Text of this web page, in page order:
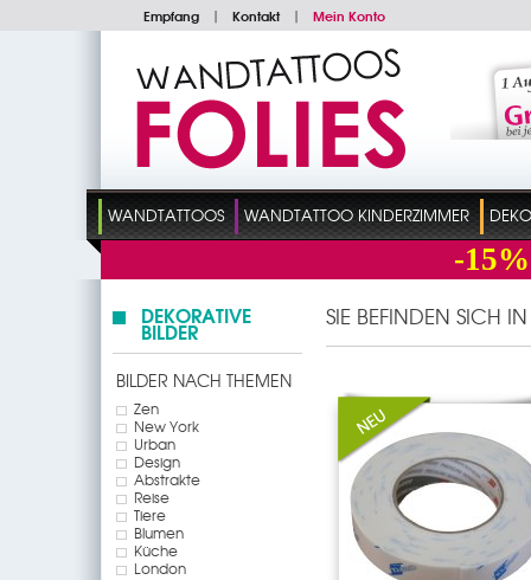
Empfang | Kontakt | Mein Konto
WANDTATTOOS WANDTATTOO KINDERZIMMER
-15%
DEKORATIVE
BILDER
BILDER NACH THEMEN
Zen
New York
Urban
Design
Abstrakte
Reise
Tiere
Blumen
Küche
London
SIE BEFINDEN SICH